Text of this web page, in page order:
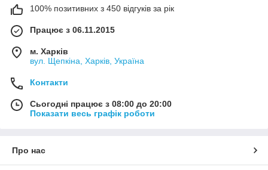
100% позитивних з 450 відгуків за рік
Працює з 06.11.2015
м. Харків
вул. Щепкіна, Харків, Україна
Контакти
Сьогодні працює з 08:00 до 20:00
Показати весь графік роботи
Про нас